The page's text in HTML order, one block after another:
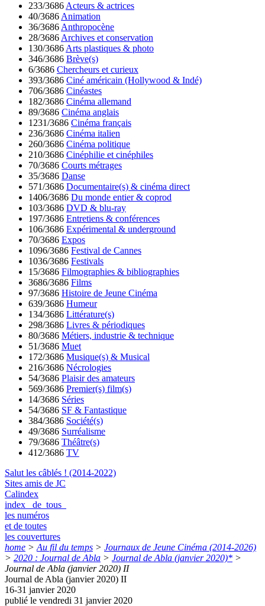
233/3686 Acteurs & actrices
40/3686 Animation
36/3686 Anthropocène
28/3686 Archives et conservation
130/3686 Arts plastiques & photo
346/3686 Brève(s)
6/3686 Chercheurs et curieux
393/3686 Ciné américain (Hollywood & Indé)
706/3686 Cinéastes
182/3686 Cinéma allemand
89/3686 Cinéma anglais
1231/3686 Cinéma français
236/3686 Cinéma italien
260/3686 Cinéma politique
210/3686 Cinéphilie et cinéphiles
70/3686 Courts métrages
35/3686 Danse
571/3686 Documentaire(s) & cinéma direct
1406/3686 Du monde entier & coprod
103/3686 DVD & blu-ray
197/3686 Entretiens & conférences
106/3686 Expérimental & underground
70/3686 Expos
1096/3686 Festival de Cannes
1036/3686 Festivals
15/3686 Filmographies & bibliographies
3686/3686 Films
97/3686 Histoire de Jeune Cinéma
639/3686 Humeur
134/3686 Littérature(s)
298/3686 Livres & périodiques
80/3686 Métiers, industrie & technique
51/3686 Muet
172/3686 Musique(s) & Musical
216/3686 Nécrologies
54/3686 Plaisir des amateurs
569/3686 Premier(s) film(s)
14/3686 Séries
54/3686 SF & Fantastique
384/3686 Société(s)
49/3686 Surréalisme
79/3686 Théâtre(s)
412/3686 TV
Salut les câblés ! (2014-2022)
Sites amis de JC
Calindex
index de tous
les numéros
et de toutes
les couvertures
home > Au fil du temps > Journaux de Jeune Cinéma (2014-2026)
> 2020 : Journal de Abla > Journal de Abla (janvier 2020)* >
Journal de Abla (janvier 2020) II
Journal de Abla (janvier 2020) II
16-31 janvier 2020
publié le vendredi 31 janvier 2020